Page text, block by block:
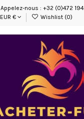
Appelez-nous : +32 (0)472
EUR € Wishlist (0)